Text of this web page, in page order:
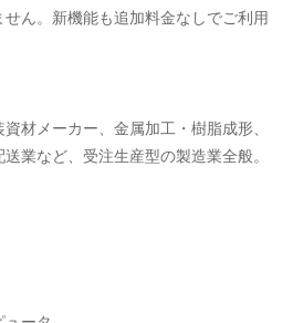
ん。新機能も追加料金なしでご利用
材メーカー、金属加工・樹脂成形、
業など、受注生産型の製造業全般。